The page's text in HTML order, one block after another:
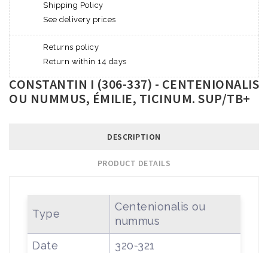
Shipping Policy
See delivery prices
Returns policy
Return within 14 days
CONSTANTIN I (306-337) - CENTENIONALIS
OU NUMMUS, ÉMILIE, TICINUM. SUP/TB+
DESCRIPTION
PRODUCT DETAILS
Type
Centenionalis ou
nummus
Date
320-321